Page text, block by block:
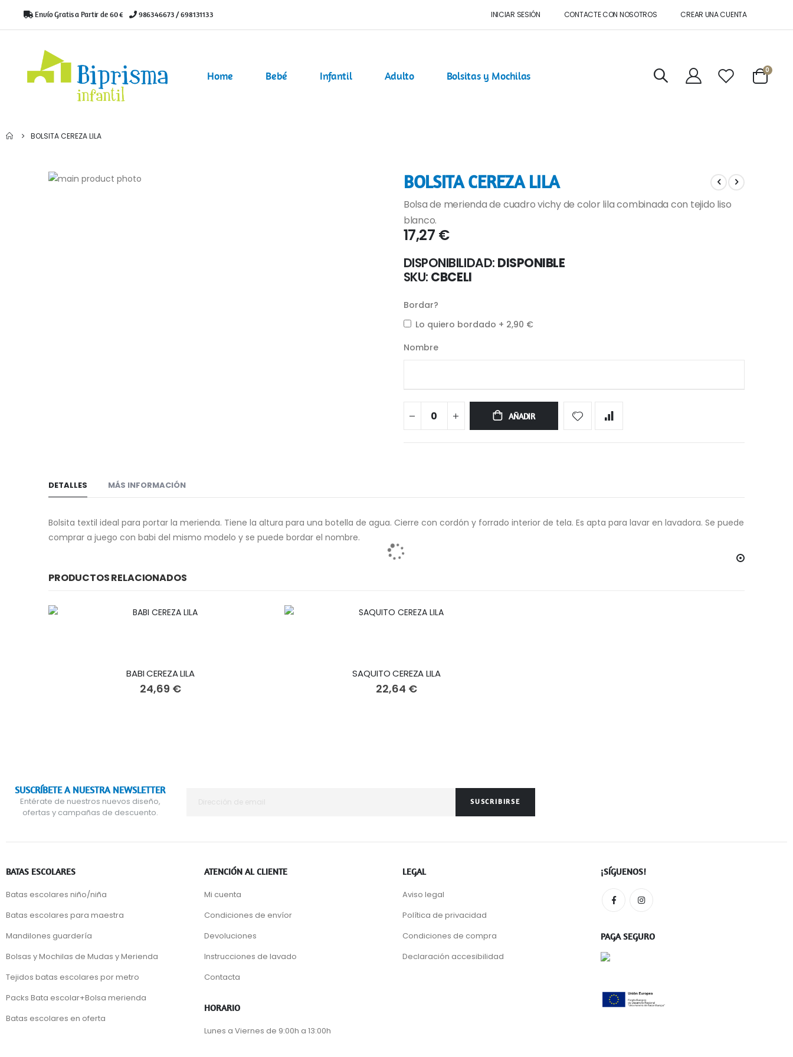
Envío Gratis a Partir de 60 € 986346673 / 698131133 INICIAR SESIÓN CONTACTE CON NOSOTROS CREAR UNA CUENTA
Home Bebé Infantil Adulto Bolsitas y Mochilas
Cart
0
BOLSITA CEREZA LILA
Saltar
BOLSITA CEREZA LILA
Bolsa de merienda de cuadro vichy de color lila combinada con tejido liso
blanco.
17,27 €
DISPONIBILIDAD: DISPONIBLE
SKU CBCELI
Bordar?
Lo quiero bordado + 2,90 €
Nombre
AÑADIR
DETALLES
Bolsita textil ideal para portar la merienda. Tiene la altura para una botella de agua. Cierre con cordón y forrado interior de tela. Es apta para lavar en lavadora. Se puede
comprar a juego con babi del mismo modelo y se puede bordar el nombre.
MÁS INFORMACIÓN
PRODUCTOS RELACIONADOS
BABI CEREZA LILA
24,69 €
SAQUITO CEREZA LILA
22,64 €
SUSCRÍBETE A NUESTRA NEWSLETTER
Entérate de nuestros nuevos diseño,
ofertas y campañas de descuento.
SUSCRIBIRSE
BATAS ESCOLARES
Batas escolares niño/niña
Batas escolares para maestra
Mandilones guardería
Bolsas y Mochilas de Mudas y Merienda
Tejidos batas escolares por metro
Packs Bata escolar+Bolsa merienda
Batas escolares en oferta
ATENCIÓN AL CLIENTE
Mi cuenta
Condiciones de envíor
Devoluciones
Instrucciones de lavado
Contacta
HORARIO
Lunes a Viernes de 9:00h a 13:00h
LEGAL
Aviso legal
Política de privacidad
Condiciones de compra
Declaración accesibilidad
¡SÍGUENOS!
PAGA SEGURO